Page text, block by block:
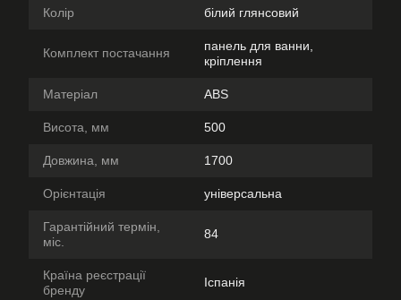
Колір білий глянсовий
Комплект постачання
панель для ванни,
кріплення
Матеріал ABS
Висота, мм 500
Довжина, мм 1700
Орієнтація універсальна
Гарантійний термін,
міс.
84
Країна реєстрації
бренду
Іспанія